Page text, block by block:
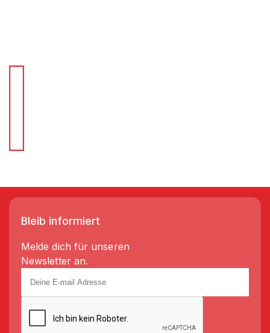
Bleib informiert
Melde dich für unseren
Newsletter an.